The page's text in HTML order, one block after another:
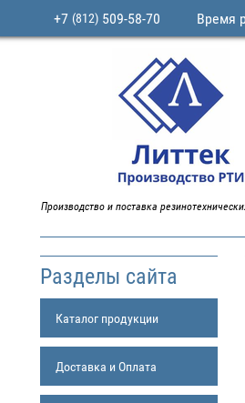
+7 (812)509-58-70 Время
Производство и поставка
Разделы сайта
Каталог продукции
Доставка и Оплата